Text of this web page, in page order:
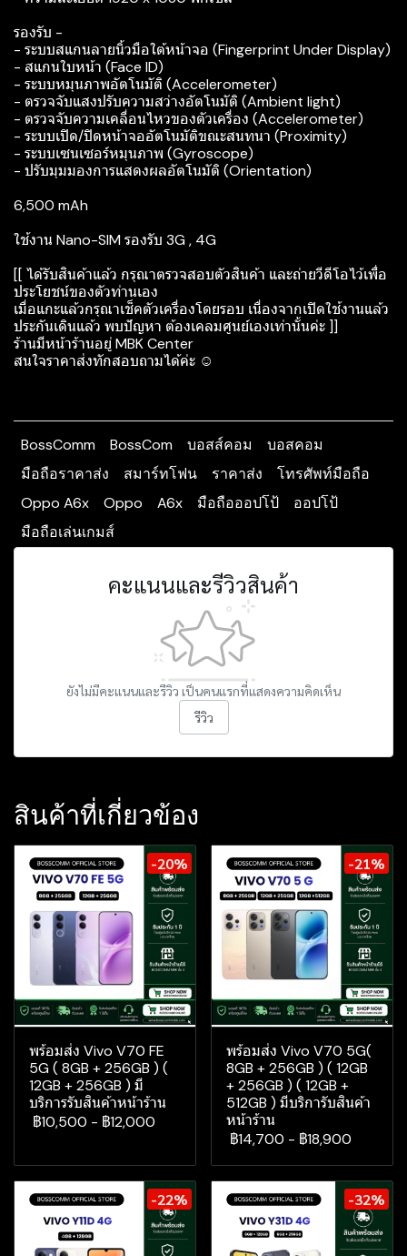
รองรับ -
- ระบบสแกนลายนิ้วมือใต้หน้าจอ (Fingerprint Under Display)
- สแกนใบหน้า (Face ID)
- ระบบหมุนภาพอัตโนมัติ (Accelerometer)
- ตรวจจับแสงปรับความสว่างอัตโนมัติ (Ambient light)
- ตรวจจับความเคลื่อนไหวของตัวเครื่อง (Accelerometer)
- ระบบเปิด/ปิดหน้าจออัตโนมัติขณะสนทนา (Proximity)
- ระบบเซนเซอร์หมุนภาพ (Gyroscope)
- ปรับมุมมองการแสดงผลอัตโนมัติ (Orientation)
6,500 mAh
ใช้งาน Nano-SIM รองรับ 3G , 4G
[[ ได้รับสินค้าแล้ว กรุณาตรวจสอบตัวสินค้า และถ่ายวีดีโอไว้เพื่อ
ประโยชน์ของตัวท่านเอง
เมื่อแกะแล้วกรุณาเช็คตัวเครื่องโดยรอบ เนื่องจากเปิดใช้งานแล้ว
ประกันเดินแล้ว พบปัญหา ต้องเคลมศูนย์เองเท่านั้นค่ะ ]]
ร้านมีหน้าร้านอยู่ MBK Center
สนใจราคาส่งทักสอบถามได้ค่ะ ☺️
BossComm BossCom บอสส์คอม
บอสคอม
มือถือราคาส่ง
สมาร์ทโฟน ราคาส่ง
โทรศัพท์มือถือ
Oppo A6x
Oppo A6x มือถือออปโป้
ออปโป้
มือถือเล่นเกมส์
คะแนนและรีวิวสินค้า
ยังไม่มีคะแนนและรีวิว เป็นคนแรกที่แสดงความคิดเห็น
รีวิว
สินค้าที่เกี่ยวข้อง
-20%
พร้อมส่ง Vivo V70 FE
5G ( 8GB + 256GB ) (
12GB + 256GB ) มี
บริการรับสินค้าหน้าร้าน
฿10,500 - ฿12,000
-21%
พร้อมส่ง Vivo V70 5G(
8GB + 256GB ) ( 12GB
+ 256GB ) ( 12GB +
512GB ) มีบริการับสินค้า
หน้าร้าน
฿14,700 - ฿18,900
-22% -32%